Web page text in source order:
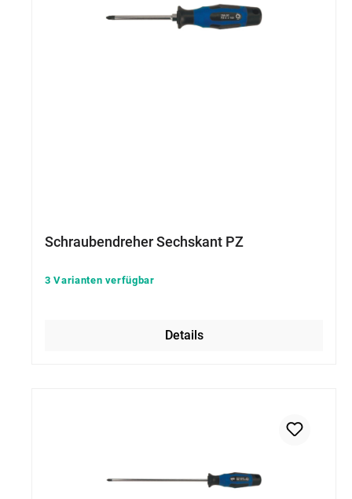
Schraubendreher Sechskant PZ
3 Varianten verfügbar
Details